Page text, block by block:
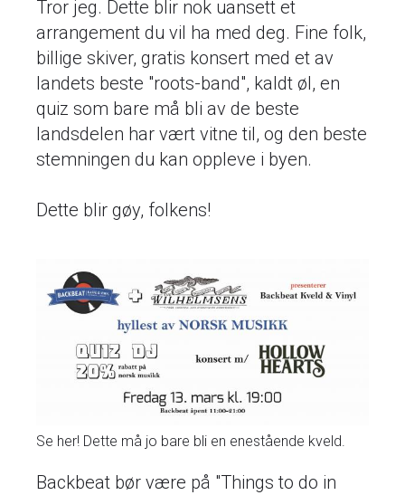
Tror jeg. Dette blir nok uansett et
arrangement du vil ha med deg. Fine folk,
billige skiver, gratis konsert med et av
landets beste "roots-band", kaldt øl, en
quiz som bare må bli av de beste
landsdelen har vært vitne til, og den beste
stemningen du kan oppleve i byen.
Dette blir gøy, folkens!
Se her! Dette må jo bare bli en enestående kveld.
Backbeat bør være på "Things to do in